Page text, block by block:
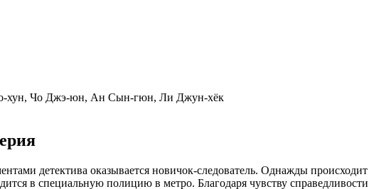
Чо Джэ-юн, Ан Сын-гюн, Ли Джун-хёк
детектива оказывается новичок-следователь. Однажды происходит
в специальную полицию в метро. Благодаря чувству